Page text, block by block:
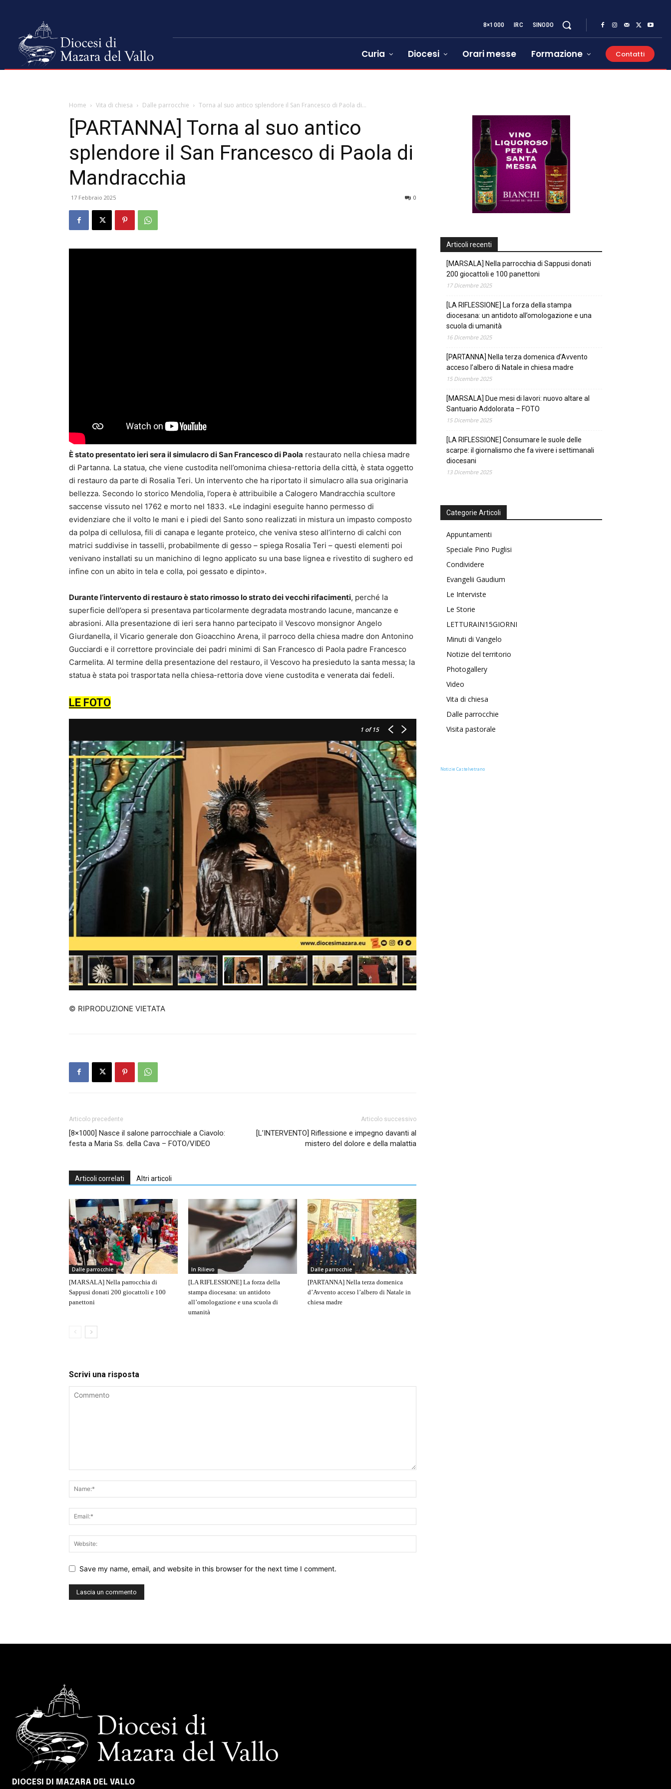
8×1000 IRC SINODO
Curia Diocesi Orari messe Formazione Contatti
Home Vita di chiesa Dalle parrocchie Torna al suo antico splendore il San Francesco di Paola di...
[PARTANNA] Torna al suo antico
splendore il San Francesco di Paola di
Mandracchia
17 Febbraio 2025 0
È stato presentato ieri sera il simulacro di San Francesco di Paola restaurato nella chiesa madre
di Partanna. La statua, che viene custodita nell’omonima chiesa-rettoria della città, è stata oggetto
di restauro da parte di Rosalia Teri. Un intervento che ha riportato il simulacro alla sua originaria
bellezza. Secondo lo storico Mendolia, l’opera è attribuibile a Calogero Mandracchia scultore
saccense vissuto nel 1762 e morto nel 1833. «Le indagini eseguite hanno permesso di
evidenziare che il volto le mani e i piedi del Santo sono realizzati in mistura un impasto composto
da polpa di cellulosa, fili di canapa e legante proteico, che veniva steso all’interno di calchi con
matrici suddivise in tasselli, probabilmente di gesso – spiega Rosalia Teri – questi elementi poi
venivano installati su un manichino di legno applicato su una base lignea e rivestito di sughero ed
infine con un abito in tela e colla, poi gessato e dipinto».
Durante l’intervento di restauro è stato rimosso lo strato dei vecchi rifacimenti, perché la
superficie dell’opera si presentava particolarmente degradata mostrando lacune, mancanze e
abrasioni. Alla presentazione di ieri sera hanno partecipato il Vescovo monsignor Angelo
Giurdanella, il Vicario generale don Gioacchino Arena, il parroco della chiesa madre don Antonino
Gucciardi e il correttore provinciale dei padri minimi di San Francesco di Paola padre Francesco
Carmelita. Al termine della presentazione del restauro, il Vescovo ha presieduto la santa messa; la
statua è stata poi trasportata nella chiesa-rettoria dove viene custodita e venerata dai fedeli.
LE FOTO
1 of 15
© RIPRODUZIONE VIETATA
Articolo precedente
[8×1000] Nasce il salone parrocchiale a Ciavolo:
festa a Maria Ss. della Cava – FOTO/VIDEO
Articolo successivo
[L’INTERVENTO] Riflessione e impegno davanti al
mistero del dolore e della malattia
Articoli correlati Altri articoli
Dalle parrocchie
[MARSALA] Nella parrocchia di
Sappusi donati 200 giocattoli e 100
panettoni
In Rilievo
[LA RIFLESSIONE] La forza della
stampa diocesana: un antidoto
all’omologazione e una scuola di
umanità
Dalle parrocchie
[PARTANNA] Nella terza domenica
d’Avvento acceso l’albero di Natale in
chiesa madre
Scrivi una risposta
Save my name, email, and website in this browser for the next time I comment.
Articoli recenti
[MARSALA] Nella parrocchia di Sappusi donati
200 giocattoli e 100 panettoni
17 Dicembre 2025
[LA RIFLESSIONE] La forza della stampa
diocesana: un antidoto all’omologazione e una
scuola di umanità
16 Dicembre 2025
[PARTANNA] Nella terza domenica d’Avvento
acceso l’albero di Natale in chiesa madre
15 Dicembre 2025
[MARSALA] Due mesi di lavori: nuovo altare al
Santuario Addolorata – FOTO
15 Dicembre 2025
[LA RIFLESSIONE] Consumare le suole delle
scarpe: il giornalismo che fa vivere i settimanali
diocesani
13 Dicembre 2025
Categorie Articoli
Appuntamenti
Speciale Pino Puglisi
Condividere
Evangelii Gaudium
Le Interviste
Le Storie
LETTURAIN15GIORNI
Minuti di Vangelo
Notizie del territorio
Photogallery
Video
Vita di chiesa
Dalle parrocchie
Visita pastorale
Notizie Castelvetrano
DIOCESI DI MAZARA DEL VALLO